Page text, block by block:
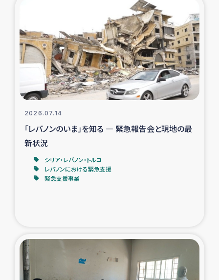
2026.07.14
「レバノンのいま」を知る ― 緊急報告会と現地の最
新状況
シリア・レバノン・トルコ
レバノンにおける緊急支援
緊急支援事業